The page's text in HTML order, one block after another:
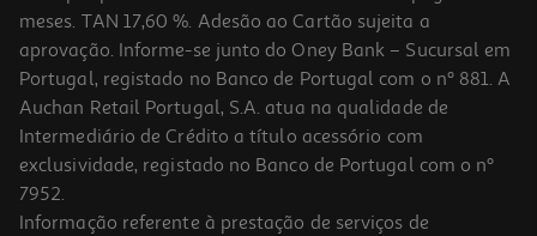
meses. TAN 17,60 %. Adesão ao Cartão sujeita a
aprovação. Informe-se junto do Oney Bank – Sucursal em
Portugal, registado no Banco de Portugal com o nº 881. A
Auchan Retail Portugal, S.A. atua na qualidade de
Intermediário de Crédito a título acessório com
exclusividade, registado no Banco de Portugal com o nº
7952.
Informação referente à prestação de serviços de